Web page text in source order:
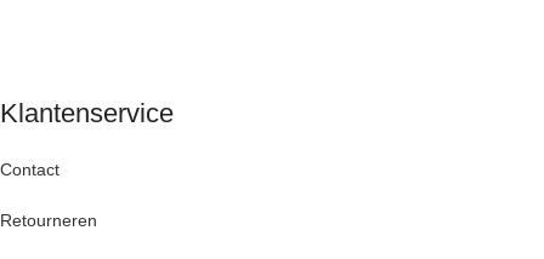
Klantenservice
Contact
Retourneren